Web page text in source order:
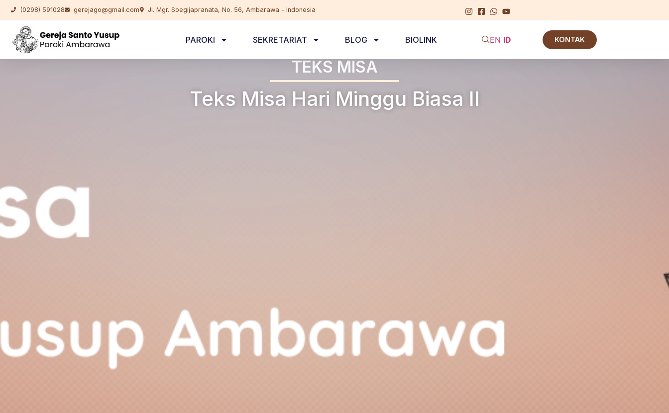
(0298) 591028 gerejago@gmail.com Jl. Mgr. Soegijapranata, No. 56, Ambarawa - Indonesia
PAROKI SEKRETARIAT BLOG BIOLINK EN ID KONTAK
TEKS MISA
Teks Misa Hari Minggu Biasa II